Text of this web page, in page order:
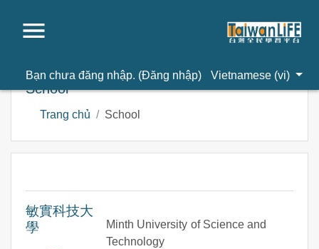
Bạn chưa đăng nhập. (Đăng nhập) Vietnamese ‎(vi)‎
School
Trang chủ School
敏實科技大
學
Minth University of Science and
Technology